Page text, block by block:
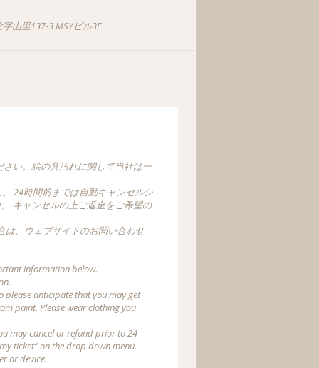
山里137-3 MSYビル3F
い。絵の具汚れに関して当社は一
24時間前までは自動キャンセルシ
キャンセルの上ご返金をご希望の
、ウェブサイトのお問い合わせ
information below.
please anticipate that you may get
paint. Please wear clothing you
may cancel or refund prior to 24
ticket” on the drop down menu.
or device.